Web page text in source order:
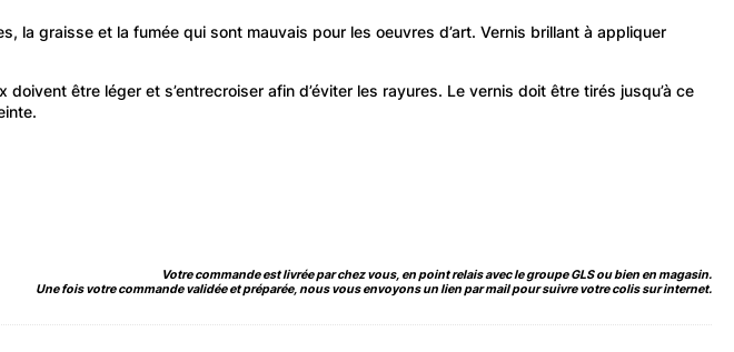
la graisse et la fumée qui sont mauvais pour les oeuvres d’art. Vernis brillant à appliquer
être léger et s’entrecroiser afin d’éviter les rayures. Le vernis doit être tirés jusqu’à ce
Votre commande est livrée par chez vous, en point relais avec le groupe GLS ou bien en magasin.
Une fois votre commande validée et préparée, nous vous envoyons un lien par mail pour suivre votre colis sur internet.